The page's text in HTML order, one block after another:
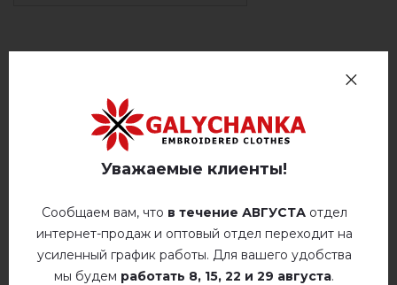
Немає відгуків про цей товар.
добавьте свой отзыв о Гануся (белая с
золотом)
Уважаемые клиенты!
Сообщаем вам, что в течение АВГУСТАотдел
интернет-продаж и оптовый отдел переходит на
усиленный график работы. Для вашего удобства
мы будем работать 8, 15, 22 и 29 августа.